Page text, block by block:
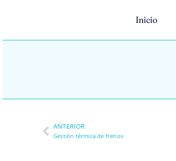
Inicio
ANTERIOR
Gestión térmica de frenos